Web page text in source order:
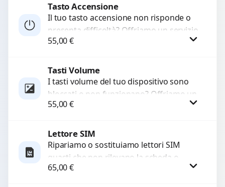
Procedi
Tasto Accensione
Il tuo tasto accensione non risponde o
presenta difficoltà? Offriamo un servizio
professionale di riparazione o
55,00€
Tasti Volume
I tasti volume del tuo dispositivo sono
bloccati o non funzionano? Offriamo un
servizio di riparazione o sostituzione
55,00€
Lettore SIM
Ripariamo o sostituiamo lettori SIM
guasti che non rilevano la scheda o
interrompono il segnale. Utilizziamo
65,00€